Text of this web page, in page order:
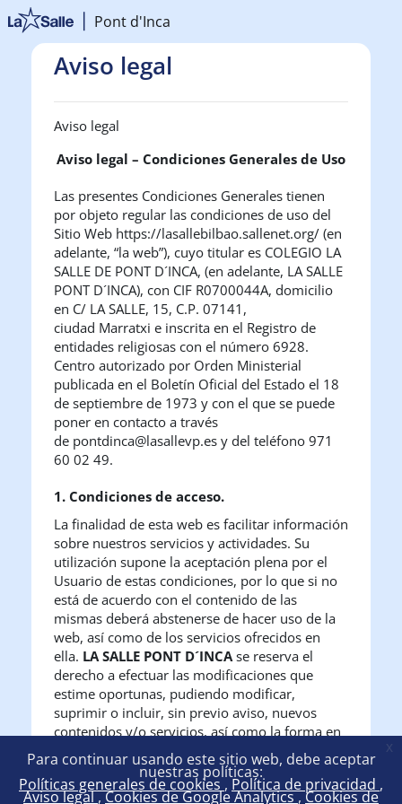
Salta al contenido principal
Para continuar usando este sitio web, debe aceptar
nuestras políticas:
Políticas generales de cookies Política de privacidad
Aviso legal Cookies de Google Analytics Cookies de
x
Pont d'Inca
Aviso legal
Aviso legal
Aviso legal – Condiciones Generales de Uso
Las presentes Condiciones Generales tienen
por objeto regular las condiciones de uso del
Sitio Web https://lasallebilbao.sallenet.org/ (en
adelante, “la web”), cuyo titular es COLEGIO LA
SALLE DE PONT D´INCA, (en adelante, LA SALLE
PONT D´INCA), con CIF R0700044A, domicilio
en C/ LA SALLE, 15, C.P. 07141 ,
ciudad Marratxi e inscrita en el Registro de
entidades religiosas con el número 6928.
Centro autorizado por Orden Ministerial
publicada en el Boletín Oficial del Estado el 18
de septiembre de 1973 y con el que se puede
poner en contacto a través
de pontdinca@lasallevp.es y del teléfono 971
60 02 49.
1. Condiciones de acceso.
La finalidad de esta web es facilitar información
sobre nuestros servicios y actividades. Su
utilización supone la aceptación plena por el
Usuario de estas condiciones, por lo que si no
está de acuerdo con el contenido de las
mismas deberá abstenerse de hacer uso de la
web, así como de los servicios ofrecidos en
ella. LA SALLE PONT D´INCAse reserva el
derecho a efectuar las modificaciones que
estime oportunas, pudiendo modificar,
suprimir o incluir, sin previo aviso, nuevos
contenidos y/o servicios, así como la forma en
que éstos aparezcan presentados y localizados
y las condiciones de uso de la web.
El Usuario acepta que el acceso y uso de la web